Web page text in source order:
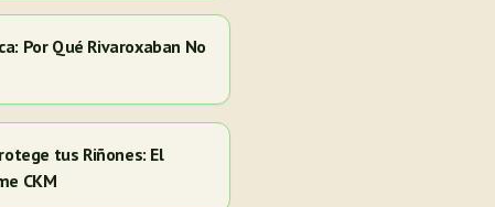
Por Qué Rivaroxaban No
tus Riñones: El
CKM